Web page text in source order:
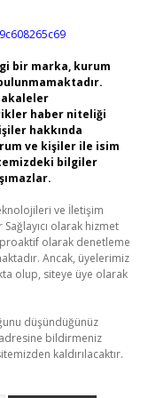
bir marka, kurum
haber niteliği
hakkında
ve kişiler ile isim
bilgiler
ve İletişim
olarak hizmet
olarak denetleme
Ancak, üyelerimiz
olup, siteye üye olarak
düşündüğünüz
adresine bildirmeniz
kaldırılacaktır.